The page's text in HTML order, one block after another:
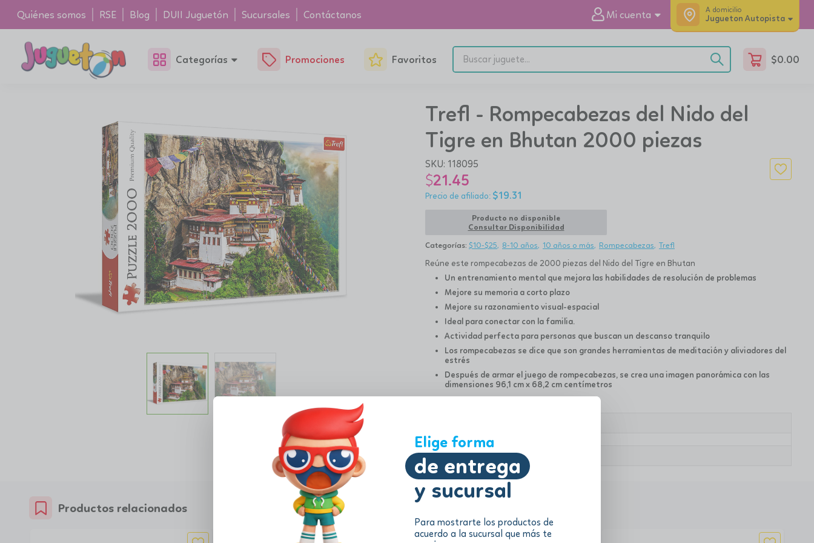
Elige forma
de entrega
y sucursal
Para mostrarte los productos de
acuerdo a la sucursal que más te
Quiénes somos RSE Blog DUII Juguetón Sucursales Contáctanos Mi cuenta A domicilio
Jugueton Autopista
Categorías Promociones Favoritos $0.00
Trefl - Rompecabezas del Nido del
Tigre en Bhutan 2000 piezas
SKU: 118095
$21.45
$19.31
Producto no disponible
Consultar Disponibilidad
Categorías: $10-$25 8-10 años 10 años o más Rompecabezas Trefl
Reúne este rompecabezas de 2000 piezas del Nido del Tigre en Bhutan
Un entrenamiento mental que mejora las habilidades de resolución de problemas
Mejore su memoria a corto plazo
Mejore su razonamiento visual-espacial
Ideal para conectar con la familia.
Actividad perfecta para personas que buscan un descanso tranquilo
Los rompecabezas se dice que son grandes herramientas de meditación y aliviadores del
estrés
Después de armar el juego de rompecabezas, se crea una imagen panorámica con las
dimensiones 96,1 cm x 68,2 cm centímetros
Información adicional
Productos relacionados